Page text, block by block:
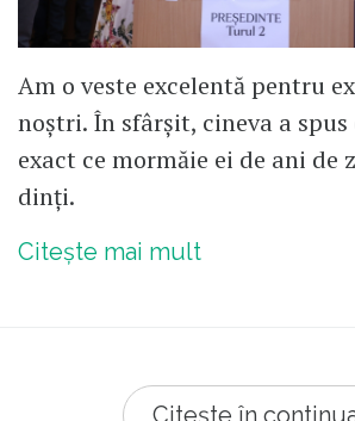
Am o veste excelentă pentru
noștri. În sfârșit, cineva a spus
exact ce mormăie ei de ani de
dinți.
Citește mai mult
Citește în